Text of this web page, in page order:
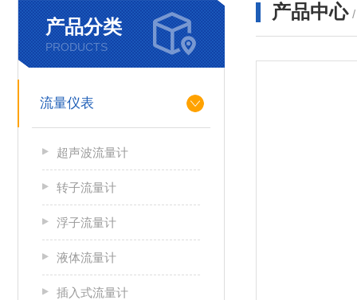
产品分类
PRODUCTS
流量仪表
超声波流量计
转子流量计
浮子流量计
液体流量计
插入式流量计
产品中心